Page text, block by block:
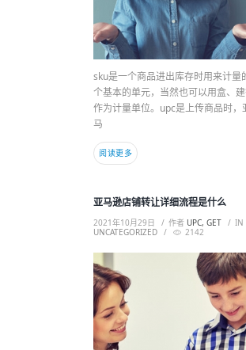
sku是一个商品进出库存时用来计量
个基本的单元，当然也可以用盒、
作为计量单位。upc是上传商品时，
马
阅读更多
亚马逊店铺转让详细流程是什么
2021年10月29日 作者 UPC, GET
IN
UNCATEGORIZED
2142